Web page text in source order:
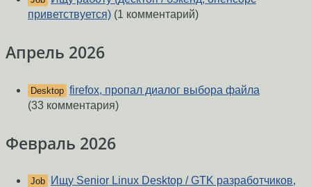
приветствуется) (1 комментарий)
Апрель 2026
Desktop firefox, пропал диалог выбора файла
(33 комментария)
Февраль 2026
Job
Ищу Senior Linux Desktop / GTK разработчиков,